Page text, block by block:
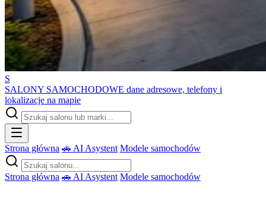
S
SALONY SAMOCHODOWE dane adresowe, telefony i
lokalizacje na mapie
Strona główna 🚗 AI Asystent Modele samochodów
Strona główna 🚗 AI Asystent Modele samochodów